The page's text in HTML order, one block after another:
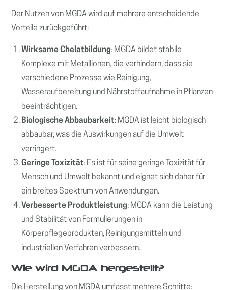
Der Nutzen von MGDA wird auf mehrere entscheidende
Vorteile zurückgeführt:
Wirksame Chelatbildung: MGDA bildet stabile
Komplexe mit Metallionen, die verhindern, dass sie
verschiedene Prozesse wie Reinigung,
Wasseraufbereitung und Nährstoffaufnahme in Pflanzen
beeinträchtigen.
Biologische Abbaubarkeit: MGDA ist leicht biologisch
abbaubar, was die Auswirkungen auf die Umwelt
verringert.
Geringe Toxizität: Es ist für seine geringe Toxizität für
Mensch und Umwelt bekannt und eignet sich daher für
ein breites Spektrum von Anwendungen.
Verbesserte Produktleistung: MGDA kann die Leistung
und Stabilität von Formulierungen in
Körperpflegeprodukten, Reinigungsmitteln und
industriellen Verfahren verbessern.
Wie wird MGDA hergestellt?
Die Herstellung von MGDA umfasst mehrere Schritte: